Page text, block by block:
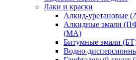
Лаки и краски
Алкид-уретановые
Алкидные эмали
(МА)
Битумные эмали
Водно-